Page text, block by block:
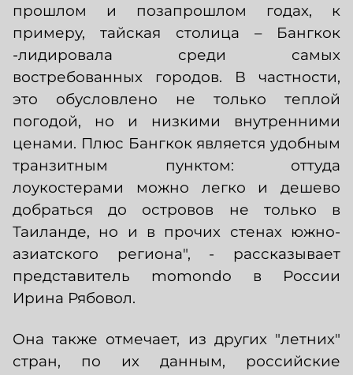
прошлом и позапрошлом годах, к
примеру, тайская столица – Бангкок
-лидировала среди самых
востребованных городов. В частности,
это обусловлено не только теплой
погодой, но и низкими внутренними
ценами. Плюс Бангкок является удобным
транзитным пунктом: оттуда
лоукостерами можно легко и дешево
добраться до островов не только в
Таиланде, но и в прочих стенах южно-
азиатского региона", - рассказывает
представитель momondo в России
Ирина Рябовол.
Она также отмечает, из других "летних"
стран, по их данным, российские